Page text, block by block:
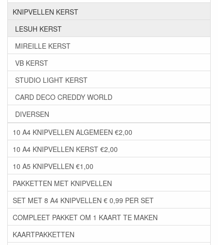
KNIPVELLEN KERST
LESUH KERST
MIREILLE KERST
VB KERST
STUDIO LIGHT KERST
CARD DECO CREDDY WORLD
DIVERSEN
10 A4 KNIPVELLEN ALGEMEEN €2,00
10 A4 KNIPVELLEN KERST €2,00
10 A5 KNIPVELLEN €1,00
PAKKETTEN MET KNIPVELLEN
SET MET 8 A4 KNIPVELLEN € 0,99 PER SET
COMPLEET PAKKET OM 1 KAART TE MAKEN
KAARTPAKKETTEN